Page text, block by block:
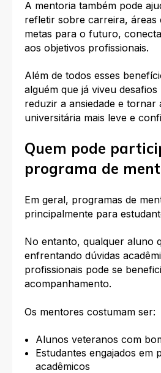
A mentoria também pode
refletir sobre carreira, áreas
metas para o futuro,
aos objetivos profissionais.
Além de todos esses
alguém que já viveu
reduzir a ansiedade e tornar
universitária mais leve e
Quem pode
programa de
Em geral, programas de
principalmente para
No entanto, qualquer aluno
enfrentando dúvidas
profissionais pode se
acompanhamento.
Os mentores costumam ser:
Alunos veteranos com
Estudantes engajados em
acadêmicos